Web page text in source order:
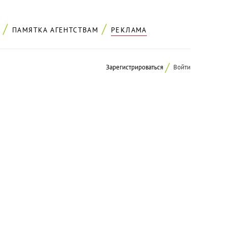
ПАМЯТКА АГЕНТСТВАМ РЕКЛАМА
Зарегистрироваться Войти